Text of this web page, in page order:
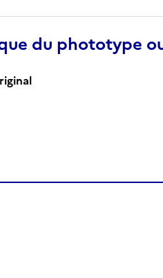
du phototype